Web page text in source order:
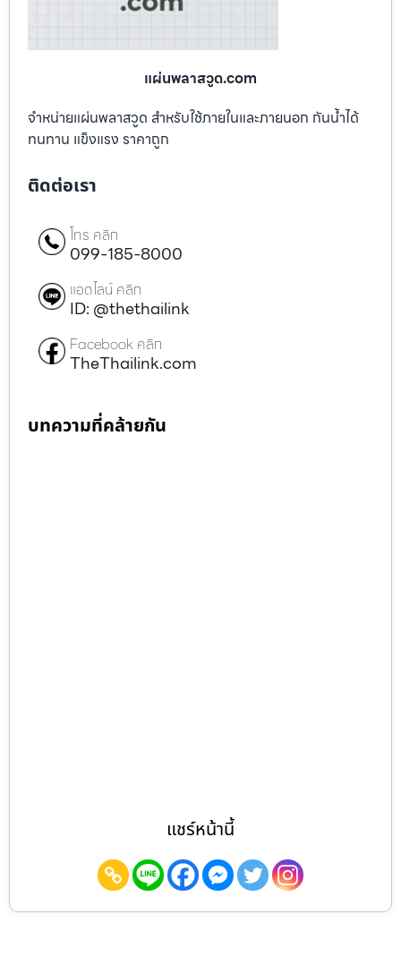
แผ่นพลาสวูด.com
จำหน่ายแผ่นพลาสวูด สำหรับใช้ภายในและภายนอก กันน้ำได้
ทนทาน แข็งแรง ราคาถูก
ติดต่อเรา
โทร คลิก
099-185-8000
แอดไลน์ คลิก
ID: @thethailink
Facebook คลิก
TheThailink.com
บทความที่คล้ายกัน
แชร์หน้านี้